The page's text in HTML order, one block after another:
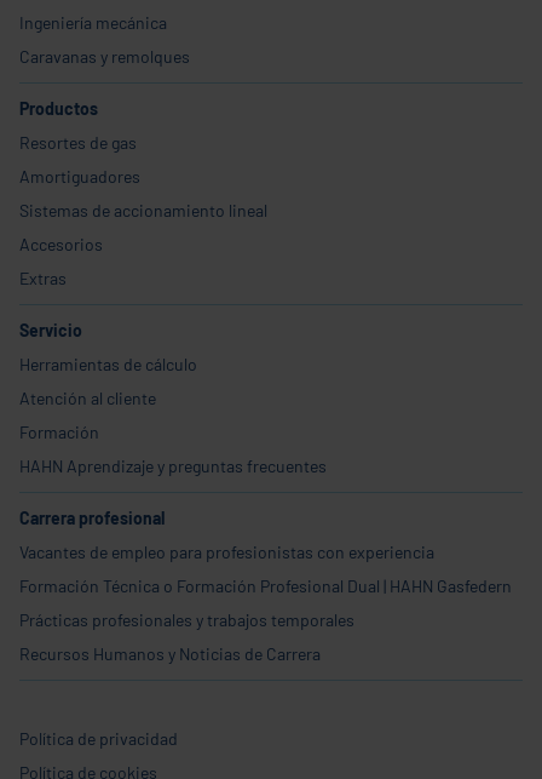
Ingeniería mecánica
Caravanas y remolques
Productos
Resortes de gas
Amortiguadores
Sistemas de accionamiento lineal
Accesorios
Extras
Servicio
Herramientas de cálculo
Atención al cliente
Formación
HAHN Aprendizaje y preguntas frecuentes
Carrera profesional
Vacantes de empleo para profesionistas con experiencia
Formación Técnica o Formación Profesional Dual | HAHN Gasfedern
Prácticas profesionales y trabajos temporales
Recursos Humanos y Noticias de Carrera
Política de privacidad
Política de cookies